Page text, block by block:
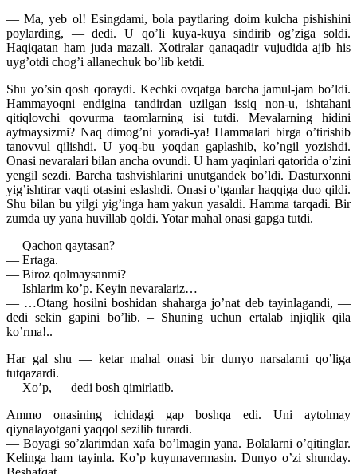
— Ma, yeb ol! Esingdami, bola paytlaring doim kulcha pishishini
poylarding, — dedi. U qo’li kuya-kuya sindirib og’ziga soldi.
Haqiqatan ham juda mazali. Xotiralar qanaqadir vujudida ajib his
uyg’otdi chog’i allanechuk bo’lib ketdi.
Shu yo’sin qosh qoraydi. Kechki ovqatga barcha jamul-jam bo’ldi.
Hammayoqni endigina tandirdan uzilgan issiq non-u, ishtahani
qitiqlovchi qovurma taomlarning isi tutdi. Mevalarning hidini
aytmaysizmi? Naq dimog’ni yoradi-ya! Hammalari birga o’tirishib
tanovvul qilishdi. U yoq-bu yoqdan gaplashib, ko’ngil yozishdi.
Onasi nevaralari bilan ancha ovundi. U ham yaqinlari qatorida o’zini
yengil sezdi. Barcha tashvishlarini unutgandek bo’ldi. Dasturxonni
yig’ishtirar vaqti otasini eslashdi. Onasi o’tganlar haqqiga duo qildi.
Shu bilan bu yilgi yig’inga ham yakun yasaldi. Hamma tarqadi. Bir
zumda uy yana huvillab qoldi. Yotar mahal onasi gapga tutdi.
— Qachon qaytasan?
— Ertaga.
— Biroz qolmaysanmi?
— Ishlarim ko’p. Keyin nevaralariz…
— …Otang hosilni boshidan shaharga jo’nat deb tayinlagandi, —
dedi sekin gapini bo’lib. – Shuning uchun ertalab injiqlik qila
ko’rma!..
Har gal shu — ketar mahal onasi bir dunyo narsalarni qo’liga
tutqazardi.
— Xo’p, — dedi bosh qimirlatib.
Ammo onasining ichidagi gap boshqa edi. Uni aytolmay
qiynalayotgani yaqqol sezilib turardi.
— Boyagi so’zlarimdan xafa bo’lmagin yana. Bolalarni o’qitinglar.
Kelinga ham tayinla. Ko’p kuyunavermasin. Dunyo o’zi shunday.